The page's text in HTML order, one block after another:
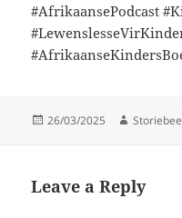
#AfrikaansePodcast
Posted
26/03/2025 Author
Leave a Reply